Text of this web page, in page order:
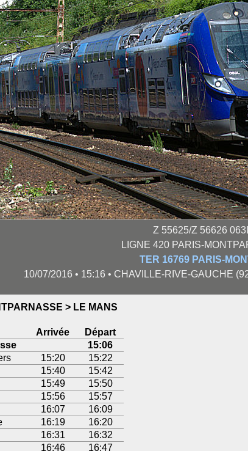
Z 55625/Z 56626
LIGNE 420 PARIS-
TER 16769 PARIS-
10/07/2016 • 15:16 • CHAVILLE-RIVE-GAUCHE
> LE MANS
Arrivée
Départ
15:06
15:20
15:22
15:40
15:42
15:49
15:50
15:56
15:57
16:07
16:09
16:19
16:20
16:31
16:32
16:46 16:47